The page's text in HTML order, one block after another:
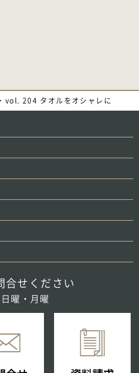
vol. 204 タオルをオシャレに
合せください
曜・月曜